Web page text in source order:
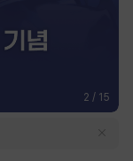
2 / 15